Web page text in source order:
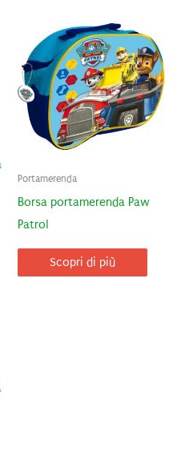
Portamerenda
Borsa portamerenda Paw
Patrol
Scopri di più